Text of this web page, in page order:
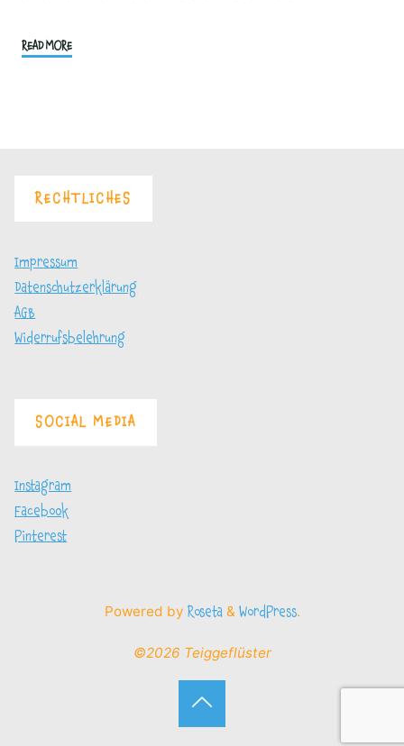
READ MORE"Hier
RECHTLICHES
Impressum
Datenschutzerklärung
AGB
Widerrufsbelehrung
SOCIAL MEDIA
Instagram
Facebook
Pinterest
Powered by Roseta & WordPress.
©2026 Teiggeflüster
Back